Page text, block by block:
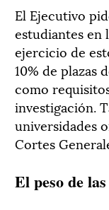
El Ejecutivo
estudiantes en
ejercicio de
10% de plazas
como
investigación.
universidades
Cortes
El peso de